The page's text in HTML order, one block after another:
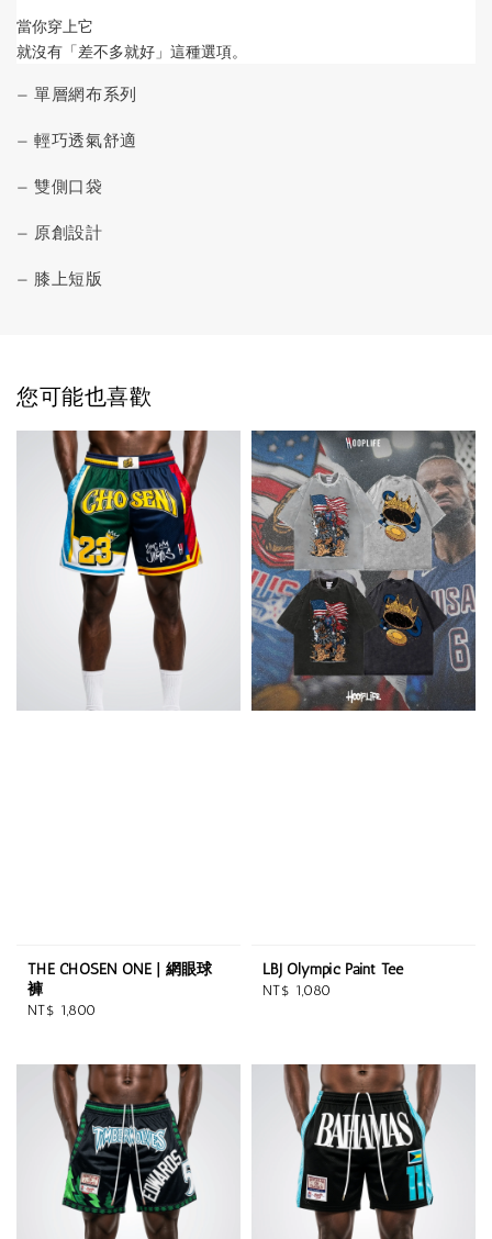
當你穿上它
就沒有「差不多就好」這種選項。
— 單層網布系列
— 輕巧透氣舒適
— 雙側口袋
— 原創設計
— 膝上短版
您可能也喜歡
THE CHOSEN ONE | 網眼球
褲
Regular
NT$ 1,800
LBJ Olympic Paint Tee
Regular
NT$ 1,080